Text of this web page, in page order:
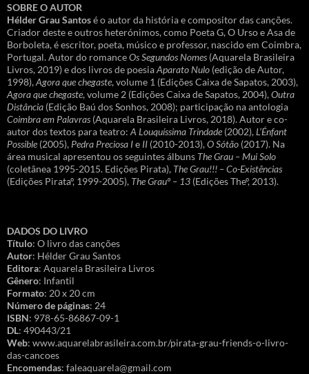
SOBRE O AUTOR
Hélder Grau Santosé o autor da história e compositor das canções.
Criador deste e outros heterónimos, como Poeta G, O Urso e Asa de
Borboleta, é escritor, poeta, músico e professor, nascido em Coimbra,
Portugal. Autor do romanceOs Segundos Nomes (Aquarela Brasileira
Livros, 2019) e dos livros de poesiaAparato Nulo (edição de Autor,
1998),Agora que chegaste, volume 1 (Edições Caixa de Sapatos, 2003),
Agora que chegaste, volume 2 (Edições Caixa de Sapatos, 2004),Outra
Distância (Edição Baú dos Sonhos, 2008); participação na antologia
Coimbra em Palavras (Aquarela Brasileira Livros, 2018). Autor e co-
autor dos textos para teatro: A Louquíssima Trindade (2002),L’Énfant
Possible (2005), Pedra Preciosa Ie II (2010-2013),O Sótão (2017). Na
área musical apresentou os seguintes álbuns The Grau – Mui Solo
(coletânea 1995-2015. Edições Pirata), The Grau!!! – Co-Existências
(Edições Pirataº, 1999-2005), The Grauº – 13 (Edições Theº, 2013).
DADOS DO LIVRO
Título: O livro das canções
Autor: Hélder Grau Santos
Editora: Aquarela Brasileira Livros
Gênero: Infantil
Formato: 20 x 20 cm
Número de páginas: 24
ISBN: 978-65-86867-09-1
DL: 490443/21
Web: www.aquarelabrasileira.com.br/pirata-grau-friends-o-livro-
das-cancoes
Encomendas: faleaquarela@gmail.com